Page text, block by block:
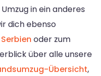
in ein anderes
dich ebenso
oder zum
über alle unsere
Übersicht,